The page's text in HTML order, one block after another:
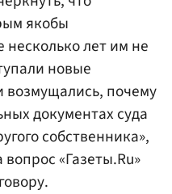
якобы
лет им не
новые
возмущались, почему
документах суда
собственника»,
«Газеты.Ru»